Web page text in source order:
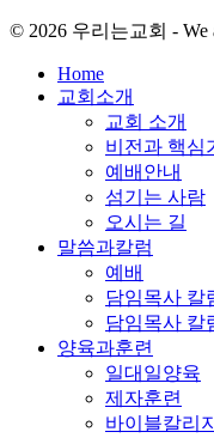
© 2026 우리는교회 - We
Close
Menu
Home
교회소개
교회 소개
비전과 핵심
예배안내
섬기는 사람
오시는 길
말씀과칼럼
예배
담임목사 칼
담임목사 칼
양육과훈련
일대일양육
제자훈련
바이블칼리지